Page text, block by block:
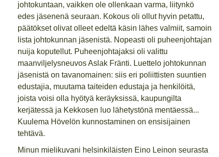
johtokuntaan, vaikken ole ollenkaan varma, liitynkö
edes jäsenenä seuraan. Kokous oli ollut hyvin petattu,
päätökset olivat olleet edeltä käsin lähes valmiit, samoin
lista johtokunnan jäsenistä. Nopeasti oli puheenjohtajan
nuija koputellut. Puheenjohtajaksi oli valittu
maanviljelysneuvos Aslak Fränti. Luettelo johtokunnan
jäsenistä on tavanomainen: siis eri poliittisten suuntien
edustajia, muutama taiteiden edustaja ja henkilöitä,
joista voisi olla hyötyä keräyksissä, kaupungilta
kerjätessä ja Kekkosen luo lähetystönä mentäessä...
Kuulema Hövelön kunnostaminen on ensisijainen
tehtävä.
Minun mielikuvani helsinkiläisten Eino Leinon seurasta